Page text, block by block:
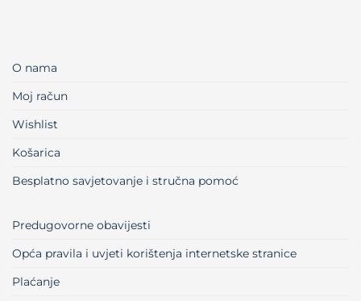
O nama
Moj račun
Wishlist
Košarica
Besplatno savjetovanje i stručna pomoć
Predugovorne obavijesti
Opća pravila i uvjeti korištenja internetske stranice
Plaćanje